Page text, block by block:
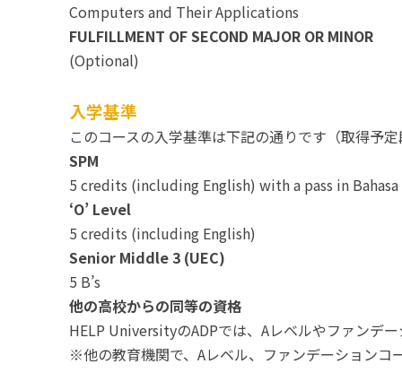
Computers and Their Applications
FULFILLMENT OF SECOND MAJOR OR MINOR
(Optional)
入学基準
このコースの入学基準は下記の通りです（取得予
SPM
5 credits (including English) with a pass in Bahasa
‘O’ Level
5 credits (including English)
Senior Middle 3 (UEC)
5 B’s
他の高校からの同等の資格
HELP UniversityのADPでは、Aレベルやファンデ
※他の教育機関で、Aレベル、ファンデーションコ